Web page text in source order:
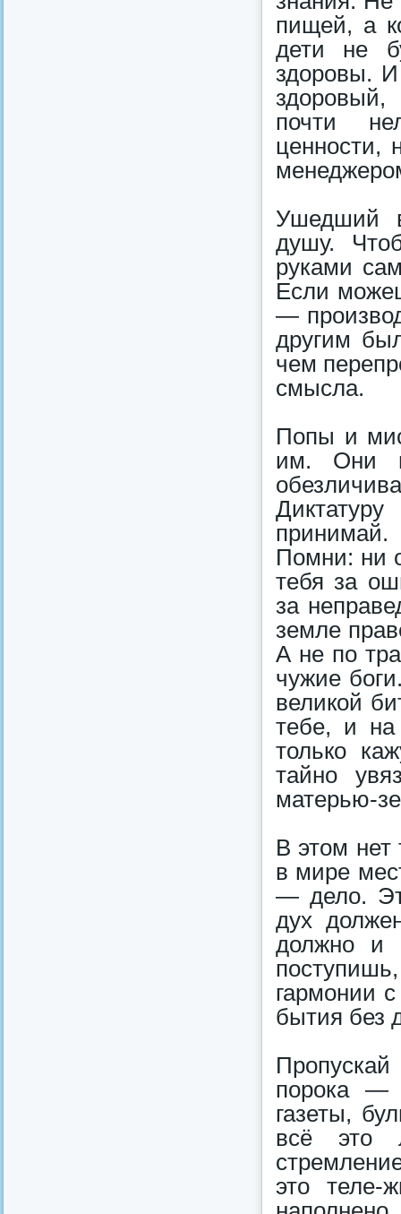
пищей, а
дети не
здоровы.
почти
ценности,
Ушедший
душу.
руками
Если
—
другим
чем
смысла.
Попы и
им. Они
Помни: ни
тебя за
за
земле
А не по
чужие
великой
тебе, и
только
тайно
матерью-
В этом
в мире
— дело.
дух
должно и
гармонии
бытия без
порока —
газеты,
всё это
это теле-